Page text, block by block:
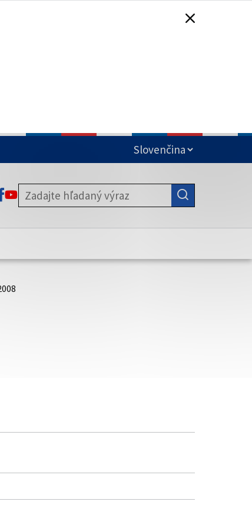
Zabezpečená stránka vždy začína
sídla.
SA OTVORÍ NA NOVEJ KARTE
ODKAZ SA OTVORÍ NA NOVEJ KARTE
ODKAZ SA OTVORÍ NA NOVEJ KARTE